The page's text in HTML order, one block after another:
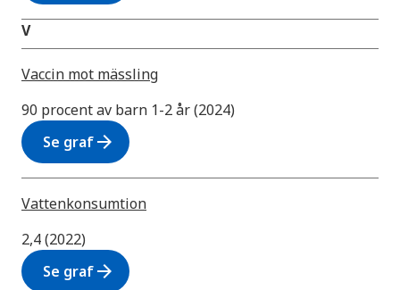
V
Vaccin mot mässling
90 procent av barn 1-2 år (2024)
Se grafarrow_forward
Vattenkonsumtion
2,4 (2022)
Se grafarrow_forward